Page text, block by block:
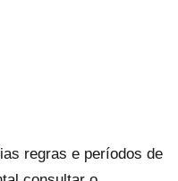
regras e períodos de